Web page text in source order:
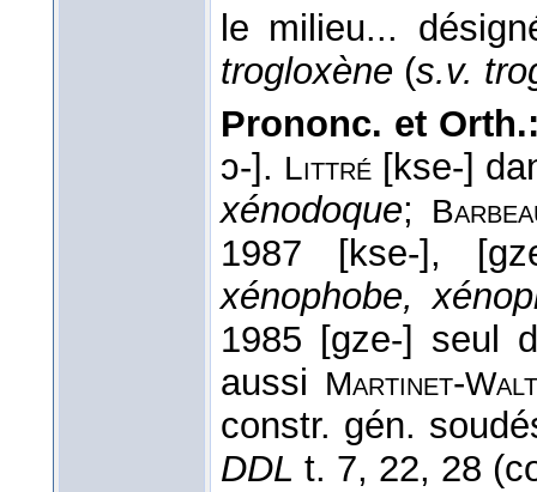
le milieu...
trogloxène (s.v.
Prononc. et
ɔ-]. Littré [kse-]
xénodoque;
1987 [kse-],
xénophobe,
1985 [gze-] seul
aussi Martinet-
constr. gén.
DDL t. 7, 22, 28